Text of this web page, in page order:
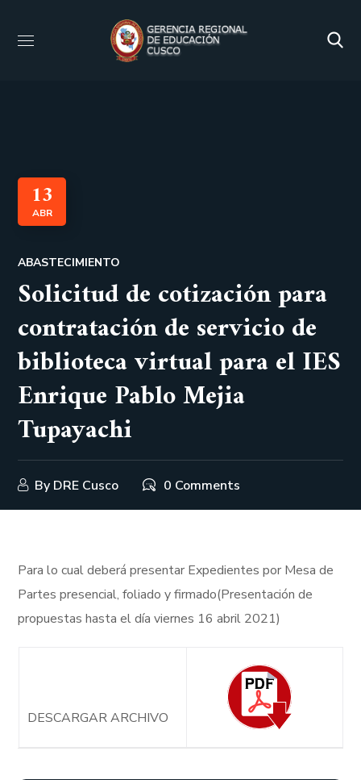
13
ABR
ABASTECIMIENTO
Solicitud de cotización para
contratación de servicio de
biblioteca virtual para el IES
Enrique Pablo Mejia
Tupayachi
By DRE Cusco 0 Comments
Para lo cual deberá presentar Expedientes por Mesa de
Partes presencial, foliado y firmado(Presentación de
propuestas hasta el día viernes 16 abril 2021)
DESCARGAR ARCHIVO